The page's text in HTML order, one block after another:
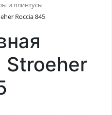
и плинтусы
Roccia 845
Stroeher